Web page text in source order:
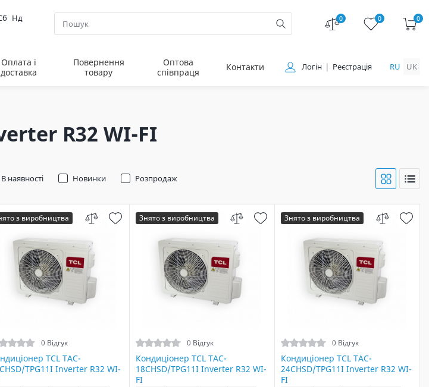
Нд 0 0 0
Оплата і
доставка
Повернення
товару
Оптова
співпраця
Контакти Логін Реєстрація RU UK
R32 WI-FI
В наявності Новинки Розпродаж
з виробництва
0 Відгук
TCL TAC-
TPG11I Inverter R32 WI-
Знято з виробництва
0 Відгук
Кондиціонер TCL TAC-
18CHSD/TPG11I Inverter R32 WI-
FI
Знято з виробництва
0 Відгук
Кондиціонер TCL TAC-
24CHSD/TPG11I Inverter R32 WI-
FI